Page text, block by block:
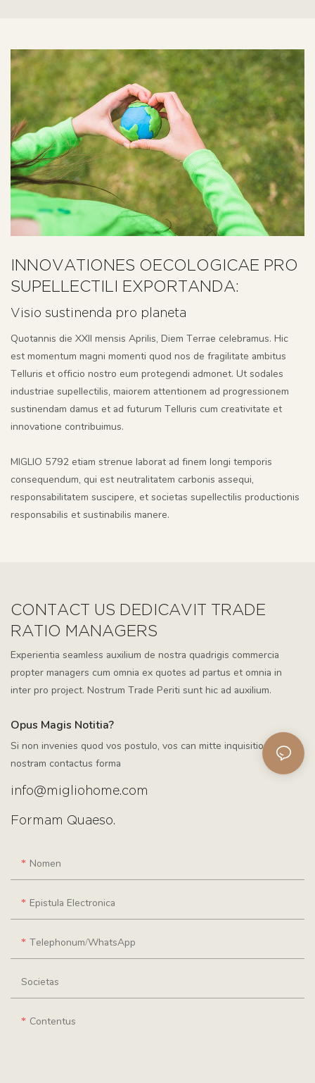
INNOVATIONES OECOLOGICAE PRO
SUPELLECTILI EXPORTANDA:
Visio sustinenda pro planeta
Quotannis die XXII mensis Aprilis, Diem Terrae celebramus. Hic
est momentum magni momenti quod nos de fragilitate ambitus
Telluris et officio nostro eum protegendi admonet. Ut sodales
industriae supellectilis, maiorem attentionem ad progressionem
sustinendam damus et ad futurum Telluris cum creativitate et
innovatione contribuimus.
MIGLIO 5792 etiam strenue laborat ad finem longi temporis
consequendum, qui est neutralitatem carbonis assequi,
responsabilitatem suscipere, et societas supellectilis productionis
responsabilis et sustinabilis manere.
CONTACT US DEDICAVIT TRADE
RATIO MANAGERS
Experientia seamless auxilium de nostra quadrigis commercia
propter managers cum omnia ex quotes ad partus et omnia in
inter pro project. Nostrum Trade Periti sunt hic ad auxilium.
Opus Magis Notitia?
Si non invenies quod vos postulo, vos can mitte inquisitionis per
nostram contactus forma
info@migliohome.com
Formam Quaeso.
Nomen
Epistula Electronica
Telephonum/WhatsApp
Societas
Contentus